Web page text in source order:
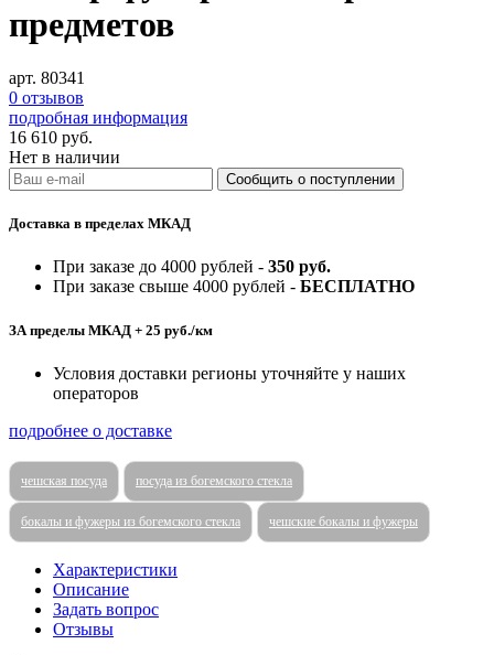
предметов
арт. 80341
0 отзывов
подробная информация
16 610 руб.
Нет в наличии
Доставка в пределах МКАД
При заказе до 4000 рублей - 350 руб.
При заказе свыше 4000 рублей - БЕСПЛАТНО
ЗА пределы МКАД + 25 руб./км
Условия доставки регионы уточняйте у наших
операторов
подробнее о доставке
чешская посуда посуда из богемского стекла
бокалы и фужеры из богемского стекла чешские бокалы и фужеры
Характеристики
Описание
Задать вопрос
Отзывы